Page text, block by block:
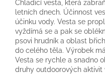
Chladicí vesta, která
letních dnech. Účinnost
účinku vody. Vesta se
vyždímá se a pak se
psovi hrudník a oblast
do celého těla. Výrobek
Vesta se rychle a snadno
druhy outdoorových aktivit